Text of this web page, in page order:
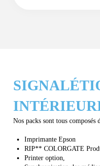
Nos packs sont tous composés
Imprimante Epson
RIP** COLORGATE
Printer option,